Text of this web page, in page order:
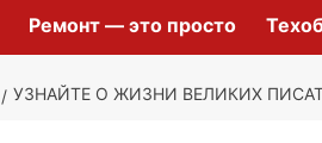
Ремонт — это просто
УЗНАЙТЕ О ЖИЗНИ ВЕЛИКИХ